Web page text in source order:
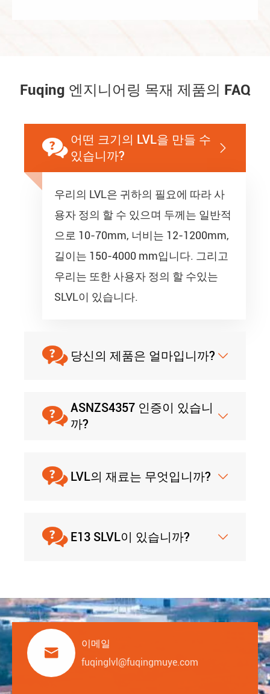
Fuqing 엔지니어링 목재 제품의 FAQ
 어떤 크기의 LVL을 만들 수
있습니까?

우리의 LVL은 귀하의 필요에 따라 사
용자 정의 할 수 있으며 두께는 일반적
으로 10-70mm, 너비는 12-1200mm,
길이는 150-4000 mm입니다. 그리고
우리는 또한 사용자 정의 할 수있는
SLVL이 있습니다.
 당신의 제품은 얼마입니까? 
 ASNZS4357 인증이 있습니
까?

 LVL의 재료는 무엇입니까? 
 E13 SLVL이 있습니까? 

이메일
fuqinglvl@fuqingmuye.com